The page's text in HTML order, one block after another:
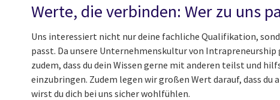
Werte, die verbinden: Wer zu uns
Uns interessiert nicht nur deine fachliche Qualifikation,
passt. Da unsere Unternehmenskultur von
zudem, dass du dein Wissen gerne mit anderen teilst und
einzubringen. Zudem legen wir großen Wert darauf, dass
wirst du dich bei uns sicher wohlfühlen.